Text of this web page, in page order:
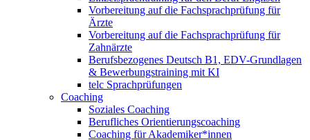
Vorbereitung auf die Fachsprachprüfung für
Ärzte
Vorbereitung auf die Fachsprachprüfung für
Zahnärzte
Berufsbezogenes Deutsch B1, EDV-Grundlagen
& Bewerbungstraining mit KI
telc Sprachprüfungen
Coaching
Soziales Coaching
Berufliches Orientierungscoaching
Coaching für Akademiker*innen